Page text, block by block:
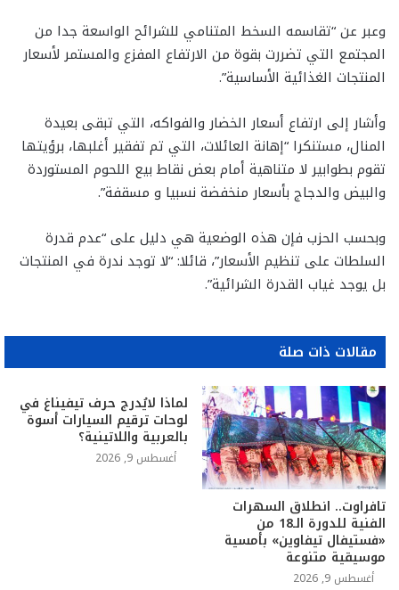
وعبر عن “تقاسمه السخط المتنامي للشرائح الواسعة جدا من
المجتمع التي تضررت بقوة من الارتفاع المفزع والمستمر لأسعار
المنتجات الغذائية الأساسية”.
وأشار إلى ارتفاع أسعار الخضار والفواكه، التي تبقى بعيدة
المنال، مستنكرا “إهانة العائلات، التي تم تفقير أغلبها، برؤيتها
تقوم بطوابير لا متناهية أمام بعض نقاط بيع اللحوم المستوردة
والبيض والدجاج بأسعار منخفضة نسبيا و مسقفة”.
وبحسب الحزب فإن هذه الوضعية هي دليل على “عدم قدرة
السلطات على تنظيم الأسعار”، قائلا: “لا توجد ندرة في المنتجات
بل يوجد غياب القدرة الشرائية”.
مقالات ذات صلة
تافراوت.. انطلاق السهرات
الفنية للدورة الـ18 من
«فستيفال تيفاوين» بأمسية
موسيقية متنوعة
أغسطس 9, 2026
لماذا لايُدرج حرف تيفيناغ في
لوحات ترقيم السيارات أسوة
بالعربية واللاتينية؟
أغسطس 9, 2026